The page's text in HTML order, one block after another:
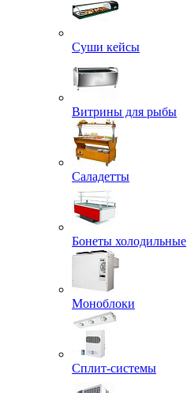
Суши кейсы
Витрины для рыбы
Саладетты
Бонеты холодильные
Моноблоки
Сплит-системы